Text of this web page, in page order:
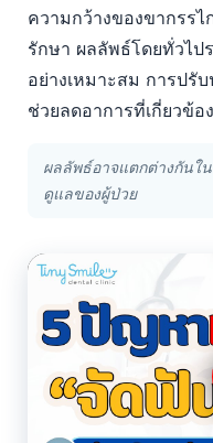
ความกว้างของขากรร
รักษา ผลลัพธ์โดยทั่วไ
อย่างเหมาะสม การปรั
ช่วยลดอาการที่เกี่ยวข้อ
ผลลัพธ์อาจแตกต่างกันใ
ดูแลของผู้ป่วย